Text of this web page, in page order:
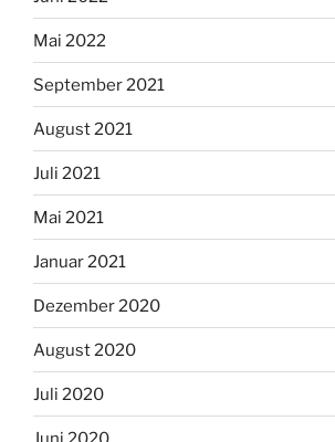
Mai 2022
September 2021
August 2021
Juli 2021
Mai 2021
Januar 2021
Dezember 2020
August 2020
Juli 2020